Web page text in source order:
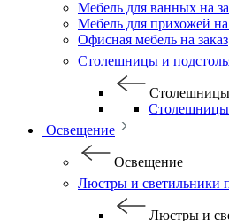
Мебель для ванных на
Мебель для прихожей на
Офисная мебель на заказ
Столешницы и
Столешницы
Столешницы
Освещение
Освещение
Люстры и светильники
Люстры и